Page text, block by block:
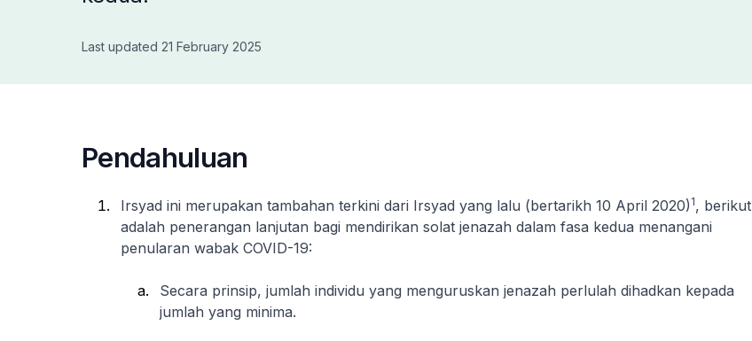
Last updated 21 February 2025
Pendahuluan
Irsyad ini merupakan tambahan terkini dari Irsyad yang lalu (bertarikh 10 April 2020) 1, berikut
adalah penerangan lanjutan bagi mendirikan solat jenazah dalam fasa kedua menangani
penularan wabak COVID-19:
Secara prinsip, jumlah individu yang menguruskan jenazah perlulah dihadkan kepada
jumlah yang minima.